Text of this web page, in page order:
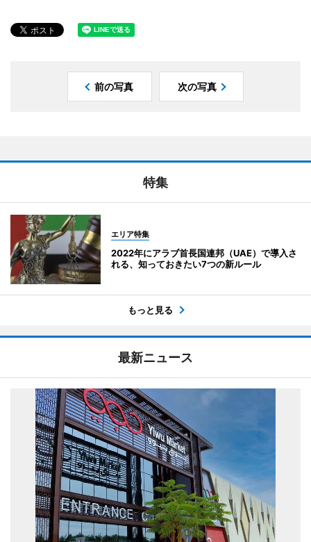
前の写真 次の写真
特集
エリア特集
2022年にアラブ首長国連邦（UAE）で導入さ
れる、知っておきたい7つの新ルール
もっと見る
最新ニュース